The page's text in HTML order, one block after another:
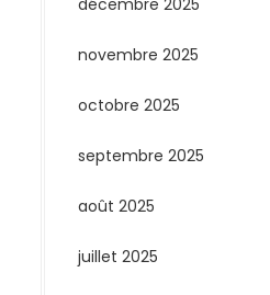
décembre 2025
novembre 2025
octobre 2025
septembre 2025
août 2025
juillet 2025